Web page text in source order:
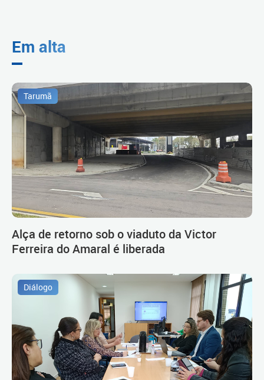
Em alta
Tarumã
Alça de retorno sob o viaduto da Victor
Ferreira do Amaral é liberada
Diálogo